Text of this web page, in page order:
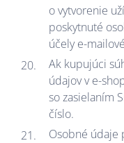
o vytvorenie
poskytnuté
účely e-
Ak kupujúci
údajov v e-
so zasielaním
číslo.
Osobné údaje